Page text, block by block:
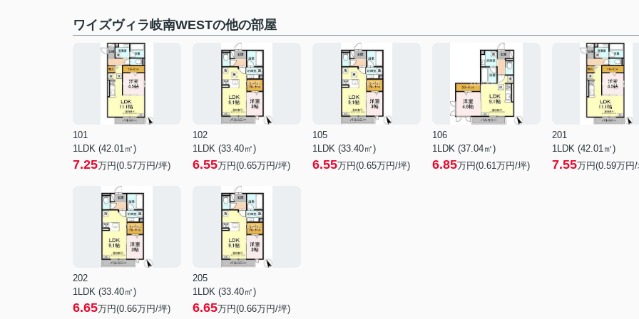
ワイズヴィラ岐南WESTの他の部屋
101
1LDK (42.01㎡)
7.25万円(0.57万円/坪)
102
1LDK (33.40㎡)
6.55万円(0.65万円/坪)
105
1LDK (33.40㎡)
6.55万円(0.65万円/坪)
106
1LDK (37.04㎡)
6.85万円(0.61万円/坪)
201
1LDK (42.01㎡)
7.55万円(0.59万円
202
1LDK (33.40㎡)
6.65万円(0.66万円/坪)
205
1LDK (33.40㎡)
6.65万円(0.66万円/坪)